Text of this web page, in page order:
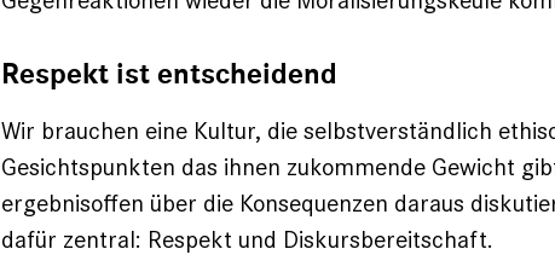
Respekt ist entscheidend
Wir brauchen eine Kultur, die selbstverständlich
Gesichtspunkten das ihnen zukommende Gewicht
ergebnis­offen über die Konsequenzen daraus
dafür zentral: Respekt und Diskurs­bereitschaft.